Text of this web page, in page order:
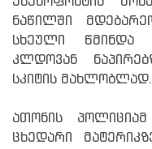
ნაწილში
სხეული წმინდა
კლდოვან
სკიტის მახლობლად.
ათონის
ცხედარი